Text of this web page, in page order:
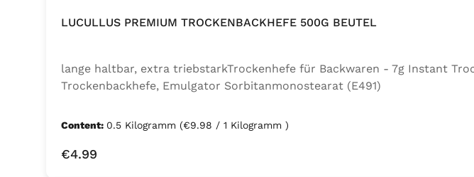
LUCULLUS PREMIUM TROCKENBACKHEFE 500G BEUTEL
lange haltbar, extra triebstarkTrockenhefe für Backwaren - 7g Instant
Trockenbackhefe, Emulgator Sorbitanmonostearat (E491)
Content: 0.5 Kilogramm (€9.98 / 1 Kilogramm )
Regular price:
€4.99